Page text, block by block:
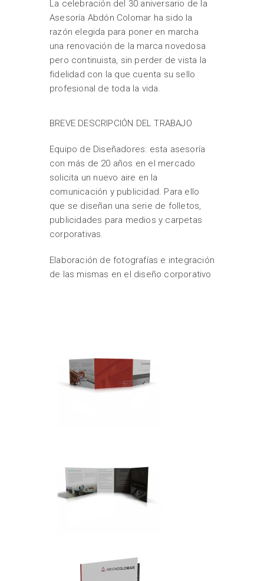
La celebración del 30 aniversario de la
Asesoría Abdón Colomar ha sido la
razón elegida para poner en marcha
una renovación de la marca novedosa
pero continuista, sin perder de vista la
fidelidad con la que cuenta su sello
profesional de toda la vida.
BREVE DESCRIPCIÓN DEL TRABAJO
Equipo de Diseñadores: esta asesoría
con más de 20 años en el mercado
solicita un nuevo aire en la
comunicación y publicidad. Para ello
que se diseñan una serie de folletos,
publicidades para medios y carpetas
corporativas.
Elaboración de fotografías e integración
de las mismas en el diseño corporativo